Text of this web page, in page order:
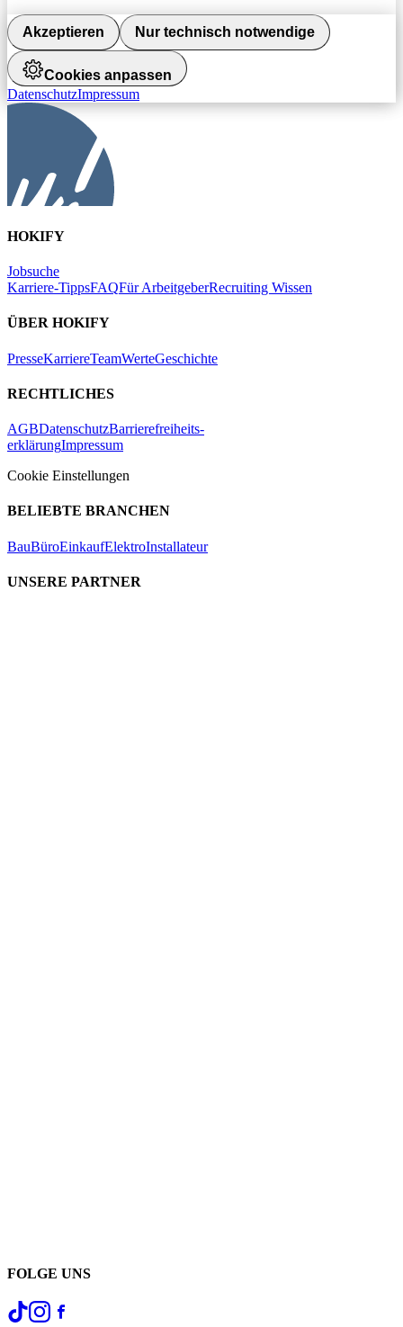
Akzeptieren Nur technisch notwendige
Cookies anpassen
DatenschutzImpressum
HOKIFY
Jobsuche
Karriere-TippsFAQFür ArbeitgeberRecruiting Wissen
ÜBER HOKIFY
PresseKarriereTeamWerteGeschichte
RECHTLICHES
AGBDatenschutzBarrierefreiheits-
erklärungImpressum
Cookie Einstellungen
BELIEBTE BRANCHEN
BauBüroEinkaufElektroInstallateur
UNSERE PARTNER
FOLGE UNS